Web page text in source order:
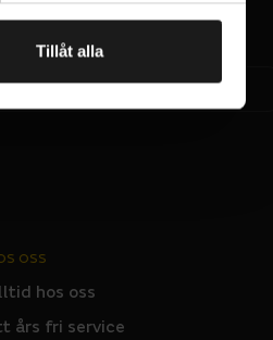
Tillåt alla
OSS
hos oss
års fri service